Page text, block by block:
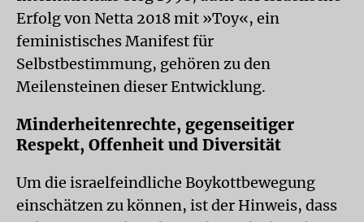
Erfolg von Netta 2018 mit »Toy«, ein
feministisches Manifest für
Selbstbestimmung, gehören zu den
Meilensteinen dieser Entwicklung.
Minderheitenrechte, gegenseitiger
Respekt, Offenheit und Diversität
Um die israelfeindliche Boykottbewegung
einschätzen zu können, ist der Hinweis, dass